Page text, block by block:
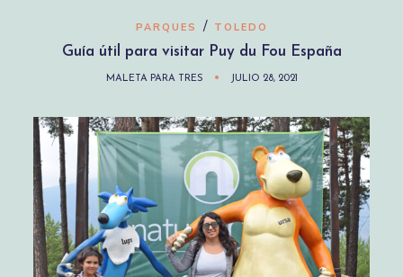
PARQUES / TOLEDO
Guía útil para visitar Puy du Fou España
MALETA PARA TRES JULIO 28, 2021